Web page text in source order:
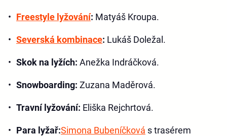
Freestyle lyžování: Matyáš Kroupa.
Severská kombinace: Lukáš Doležal.
Skok na lyžích: Anežka Indráčková.
Snowboarding: Zuzana Maděrová.
Travní lyžování: Eliška Rejchrtová.
Para lyžař:Simona Bubeníčková s trasérem